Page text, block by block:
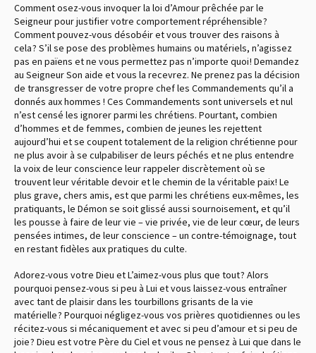
Comment osez-vous invoquer la loi d’Amour prêchée par le
Seigneur pour justifier votre comportement répréhensible ?
Comment pouvez-vous désobéir et vous trouver des raisons à
cela ? S’il se pose des problèmes humains ou matériels, n’agissez
pas en païens et ne vous permettez pas n’importe quoi ! Demandez
au Seigneur Son aide et vous la recevrez. Ne prenez pas la décision
de transgresser de votre propre chef les Commandements qu’il a
donnés aux hommes ! Ces Commandements sont universels et nul
n’est censé les ignorer parmi les chrétiens. Pourtant, combien
d’hommes et de femmes, combien de jeunes les rejettent
aujourd’hui et se coupent totalement de la religion chrétienne pour
ne plus avoir à se culpabiliser de leurs péchés et ne plus entendre
la voix de leur conscience leur rappeler discrètement où se
trouvent leur véritable devoir et le chemin de la véritable paix ! Le
plus grave, chers amis, est que parmi les chrétiens eux-mêmes, les
pratiquants, le Démon se soit glissé aussi sournoisement, et qu’il
les pousse à faire de leur vie – vie privée, vie de leur cœur, de leurs
pensées intimes, de leur conscience – un contre-témoignage, tout
en restant fidèles aux pratiques du culte.
Adorez-vous votre Dieu et L’aimez-vous plus que tout ? Alors
pourquoi pensez-vous si peu à Lui et vous laissez-vous entraîner
avec tant de plaisir dans les tourbillons grisants de la vie
matérielle ? Pourquoi négligez-vous vos prières quotidiennes ou les
récitez-vous si mécaniquement et avec si peu d’amour et si peu de
joie ? Dieu est votre Père du Ciel et vous ne pensez à Lui que dans le